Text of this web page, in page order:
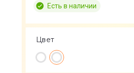
Есть в наличии
Цвет